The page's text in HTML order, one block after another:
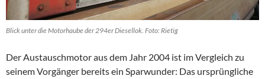
Blick unter die Motorhaube der 294er Diesellok. Foto: Rietig
Der Austauschmotor aus dem Jahr 2004 ist im Vergleich zu
seinem Vorgänger bereits ein Sparwunder: Das ursprüngliche